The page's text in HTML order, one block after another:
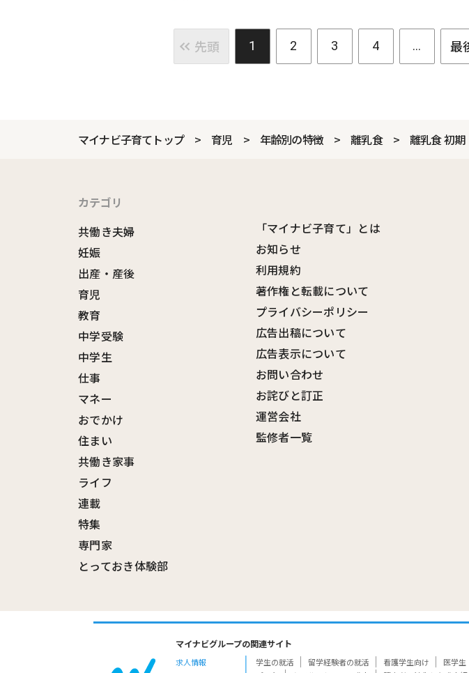
先頭 1 2 3 4 ... 最
マイナビ子育てトップ 育児 年齢別の特徴 離乳食 離乳食 初期
カテゴリ
共働き夫婦
妊娠
出産・産後
育児
教育
中学受験
中学生
仕事
マネー
おでかけ
住まい
共働き家事
ライフ
連載
特集
専門家
とっておき体験部
「マイナビ子育て」とは
お知らせ
利用規約
著作権と転載について
プライバシーポリシー
広告出稿について
広告表示について
お問い合わせ
お詫びと訂正
運営会社
監修者一覧
マイナビグループの関連サイト
求人情報 学生の就活 留学経験者の就活 看護学生向け 医学生